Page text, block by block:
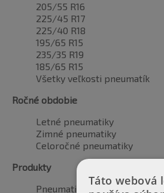
205/55 R16
225/45 R17
225/40 R18
195/65 R15
235/35 R19
185/65 R15
Všetky veľkosti pneumatík
Ročné obdobie
Letné pneumatiky
Zimné pneumatiky
Celoročné pneumatiky
Produkty
Pneumatiky pre automobily
Táto webová